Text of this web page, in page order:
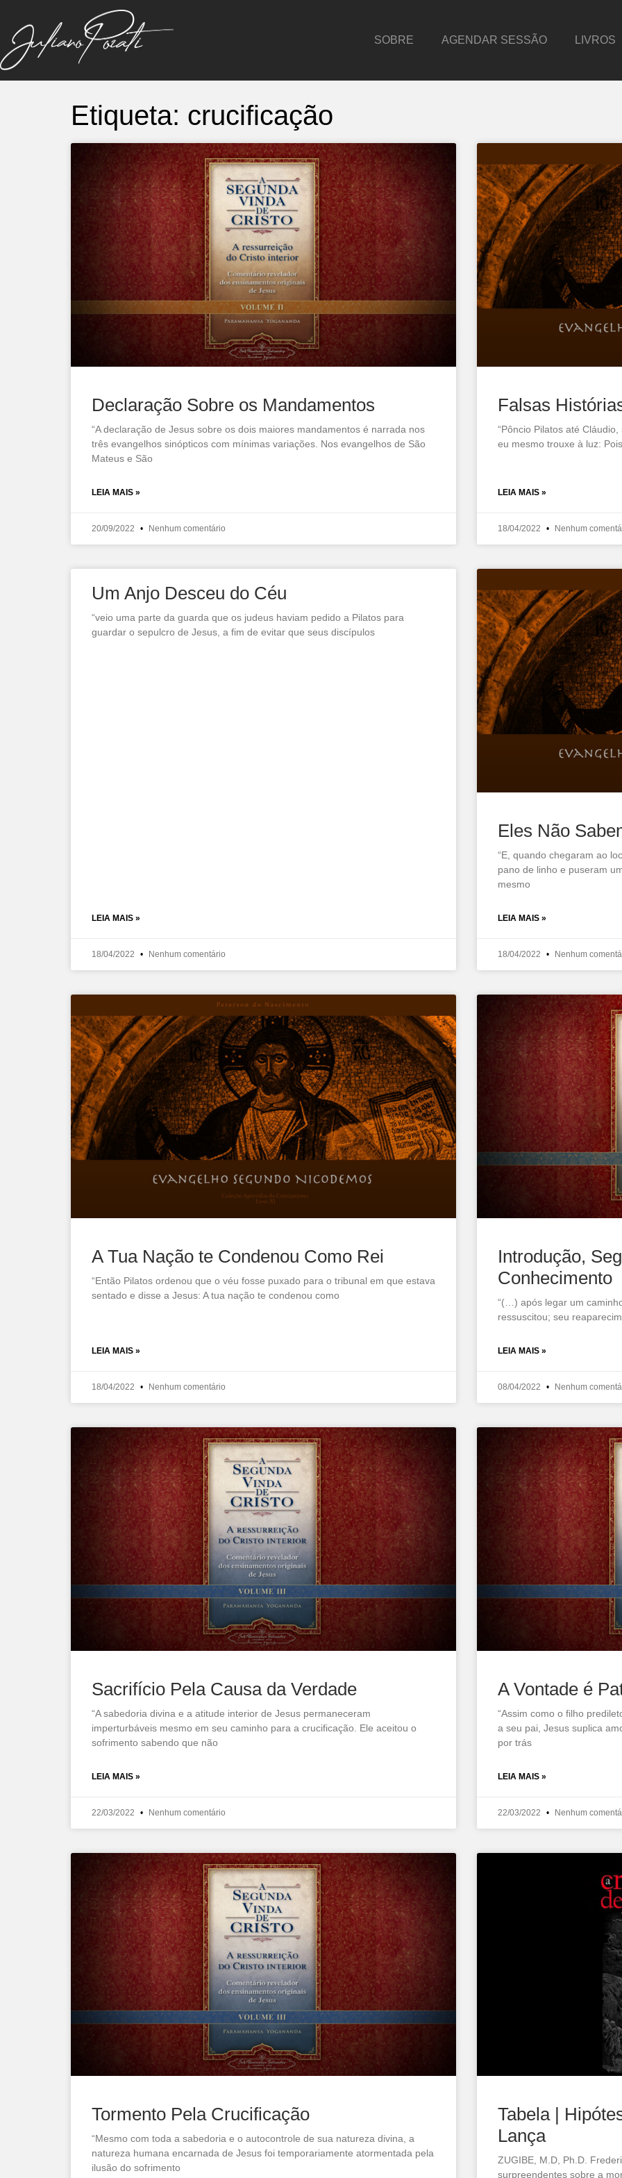
SOBRE AGENDAR SESSÃO LIVROS
Etiqueta: crucificação
Declaração Sobre os Mandamentos
“A declaração de Jesus sobre os dois maiores mandamentos é narrada nos
três evangelhos sinópticos com mínimas variações. Nos evangelhos de São
Mateus e São
LEIA MAIS »
20/09/2022 Nenhum comentário
Falsas
“Pôncio Pilatos até
eu mesmo trouxe à luz:
LEIA MAIS »
18/04/2022 Nenhum
Um Anjo Desceu do Céu
“veio uma parte da guarda que os judeus haviam pedido a Pilatos para
guardar o sepulcro de Jesus, a fim de evitar que seus discípulos
LEIA MAIS »
18/04/2022 Nenhum comentário
Eles Não
“E, quando chegaram ao
pano de linho e puseram
mesmo
LEIA MAIS »
18/04/2022 Nenhum
A Tua Nação te Condenou Como Rei
“Então Pilatos ordenou que o véu fosse puxado para o tribunal em que estava
sentado e disse a Jesus: A tua nação te condenou como
LEIA MAIS »
18/04/2022 Nenhum comentário
Introdução,
Conhecimento
“(…) após legar um
ressuscitou; seu
LEIA MAIS »
08/04/2022 Nenhum
Sacrifício Pela Causa da Verdade
“A sabedoria divina e a atitude interior de Jesus permaneceram
imperturbáveis mesmo em seu caminho para a crucificação. Ele aceitou o
sofrimento sabendo que não
LEIA MAIS »
22/03/2022 Nenhum comentário
A Vontade é
“Assim como o filho
a seu pai, Jesus suplica
por trás
LEIA MAIS »
22/03/2022 Nenhum
Tormento Pela Crucificação
“Mesmo com toda a sabedoria e o autocontrole de sua natureza divina, a
natureza humana encarnada de Jesus foi temporariamente atormentada pela
ilusão do sofrimento
Tabela |
Lança
ZUGIBE, M.D, Ph.D.
surpreendentes sobre a